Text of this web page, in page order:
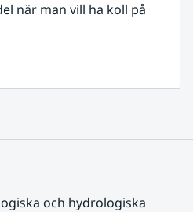
när man vill ha koll på
och hydrologiska